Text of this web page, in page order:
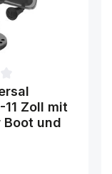
von 0 von 5 Sternen
Zoll mit
Boot und